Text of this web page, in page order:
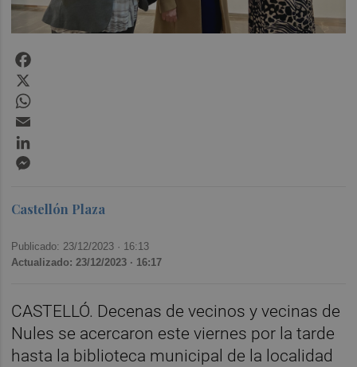
Castellón Plaza
Publicado: 23/12/2023 · 16:13
Actualizado: 23/12/2023 · 16:17
CASTELLÓ. Decenas de vecinos y vecinas de
Nules se acercaron este viernes por la tarde
hasta la biblioteca municipal de la localidad